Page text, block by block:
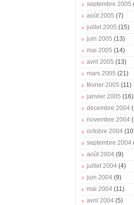
septembre 2005
août 2005 (7)
juillet 2005 (15)
juin 2005 (13)
mai 2005 (14)
avril 2005 (13)
mars 2005 (21)
février 2005 (11)
janvier 2005 (16)
décembre 2004
novembre 2004
octobre 2004
septembre 2004
août 2004 (9)
juillet 2004 (4)
juin 2004 (9)
mai 2004 (11)
avril 2004 (5)